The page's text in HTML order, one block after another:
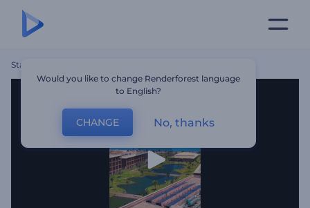
Startseite
Would you like to change Renderforest language
to English?
CHANGE No, thanks